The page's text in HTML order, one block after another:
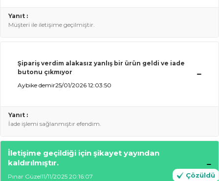
Yanıt :
Müşteri ile iletişime geçilmiştir.
Şipariş verdim alakasız yanlış bir ürün geldi ve iade
butonu çıkmıyor
Aybike demir25/01/2026 12:03:50
Yanıt :
İade işlemi sağlanmıştır efendim.
İletişime geçildiği için şikayet yayından
kaldırılmıştır.
Çözüldü
Pınar Güzel11/11/2025 20:16:07